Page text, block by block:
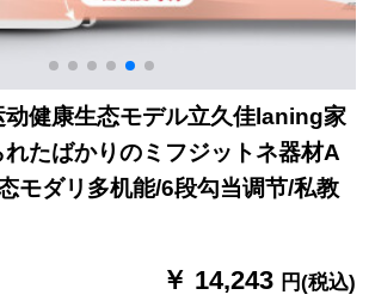
动健康生态モデル立久佳laning家
たばかりのミフジットネ器材A
モダリ多机能/6段勾当调节/私教
￥ 14,243 円(税込)